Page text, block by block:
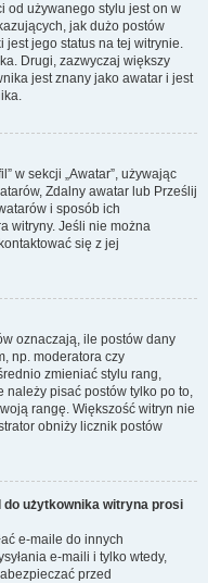
od używanego stylu jest on w
jak dużo postów
jest jego status na tej witrynie.
Drugi, zazwyczaj większy
jest znany jako awatar i jest
w sekcji „Awatar”, używając
Zdalny awatar lub Prześlij
i sposób ich
witryny. Jeśli nie można
się z jej
oznaczają, ile postów dany
np. moderatora czy
zmieniać stylu rang,
należy pisać postów tylko po to,
rangę. Większość witryn nie
obniży licznik postów
do użytkownika witryna prosi
e-maile do innych
e-maili i tylko wtedy,
przed